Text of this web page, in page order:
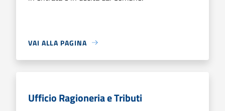
VAI ALLA PAGINA
Ufficio Ragioneria e Tributi